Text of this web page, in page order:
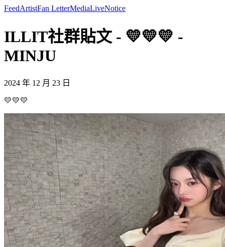
FeedArtistFan LetterMediaLiveNotice
ILLIT社群貼文 - 💛💛💛 -
MINJU
2024 年 12 月 23 日
💛💛💛